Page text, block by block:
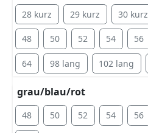
28 kurz 29 kurz 30 kurz
48 50 52 54 56
64 98 lang 102 lang
grau/blau/rot
48 50 52 54 56